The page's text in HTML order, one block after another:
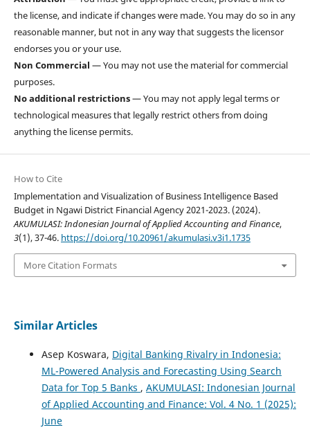
the license, and indicate if changes were made. You may do so in any
reasonable manner, but not in any way that suggests the licensor
endorses you or your use.
Non Commercial — You may not use the material for commercial
purposes.
No additional restrictions— You may not apply legal terms or
technological measures that legally restrict others from doing
anything the license permits.
How to Cite
Implementation and Visualization of Business Intelligence Based
Budget in Ngawi District Financial Agency 2021-2023. (2024).
AKUMULASI: Indonesian Journal of Applied Accounting and Finance,
3(1), 37-46. https://doi.org/10.20961/akumulasi.v3i1.1735
More Citation Formats
Similar Articles
Asep Koswara, Digital Banking Rivalry in Indonesia:
ML-Powered Analysis and Forecasting Using Search
Data for Top 5 Banks , AKUMULASI: Indonesian Journal
of Applied Accounting and Finance: Vol. 4 No. 1 (2025):
June